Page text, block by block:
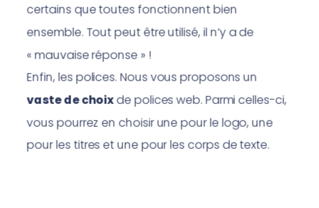
certains que toutes fonctionnent bien
ensemble. Tout peut être utilisé, il n’y a de
« mauvaise réponse » !
Enfin, les polices. Nous vous proposons un
vaste de choixde polices web. Parmi celles-ci,
vous pourrez en choisir une pour le logo, une
pour les titres et une pour les corps de texte.